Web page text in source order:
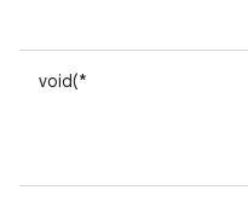
void(*